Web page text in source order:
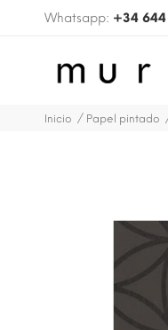
Whatsapp: +34
Inicio Papel pintado